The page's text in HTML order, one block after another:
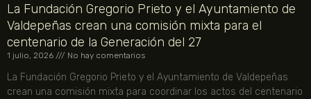
La Fundación Gregorio Prieto y el Ayuntamiento de
Valdepeñas crean una comisión mixta para el
centenario de la Generación del 27
1 julio, 2026 No hay comentarios
La Fundación Gregorio Prieto y el Ayuntamiento de Valdepeñas
crean una comisión mixta para coordinar los actos del centenario